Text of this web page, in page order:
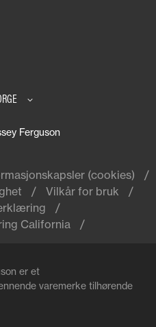
Ferguson
(cookies)
Vilkår for bruk
California
er et
varemerke tilhørende